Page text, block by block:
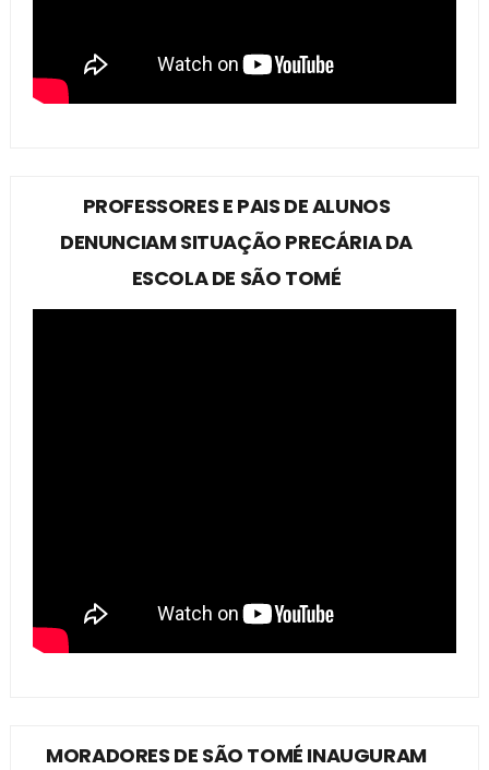
PROFESSORES E PAIS DE ALUNOS
DENUNCIAM SITUAÇÃO PRECÁRIA DA
ESCOLA DE SÃO TOMÉ
MORADORES DE SÃO TOMÉ INAUGURAM